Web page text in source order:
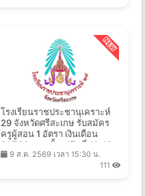
โรงเรียนราชประชานุเคราะห์
29 จังหวัดศรีสะเกษ รับสมัคร
ครูผู้สอน 1 อัตรา เงินเดือน
21,780 บาท ตั้งแต่วันที่ 13-19
ส.ค. 2569
9 ส.ค. 2569 เวลา 15:30 น.
111